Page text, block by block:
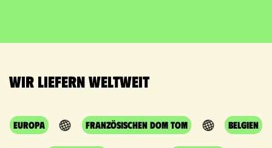
Wir liefern weltweit
Europa Französischen DOM TOM Belgien